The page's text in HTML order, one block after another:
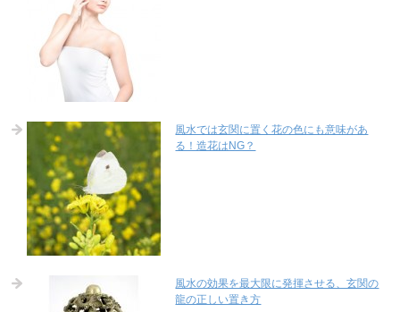
風水では玄関に置く花の色にも意味があ
る！造花はNG？
風水の効果を最大限に発揮させる、玄関の
龍の正しい置き方